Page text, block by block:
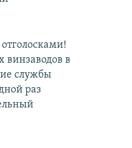
винзаводов в
службы
раз